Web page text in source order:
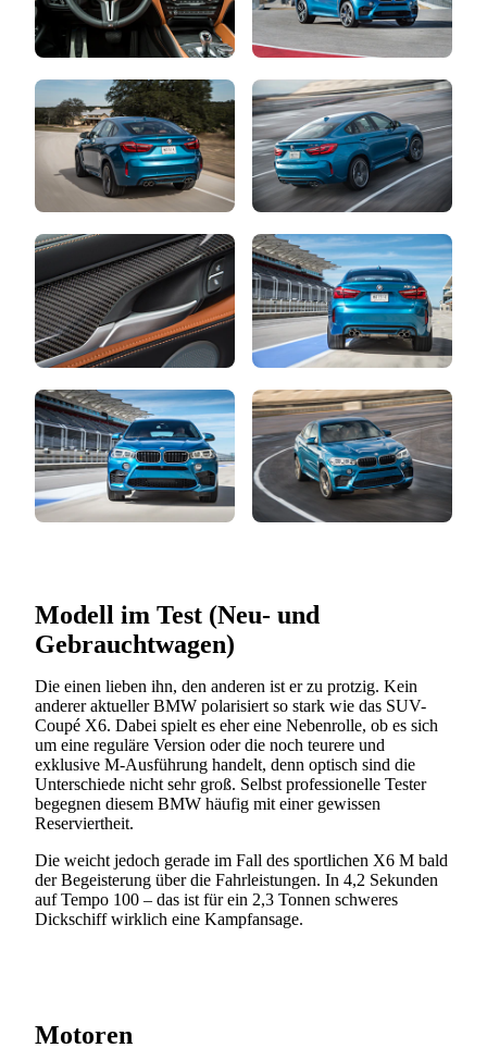
Modell im Test (Neu- und
Gebrauchtwagen)
Die einen lieben ihn, den anderen ist er zu protzig. Kein
anderer aktueller BMW polarisiert so stark wie das SUV-
Coupé X6. Dabei spielt es eher eine Nebenrolle, ob es sich
um eine reguläre Version oder die noch teurere und
exklusive M-Ausführung handelt, denn optisch sind die
Unterschiede nicht sehr groß. Selbst professionelle Tester
begegnen diesem BMW häufig mit einer gewissen
Reserviertheit.
Die weicht jedoch gerade im Fall des sportlichen X6 M bald
der Begeisterung über die Fahrleistungen. In 4,2 Sekunden
auf Tempo 100 – das ist für ein 2,3 Tonnen schweres
Dickschiff wirklich eine Kampfansage.
Motoren